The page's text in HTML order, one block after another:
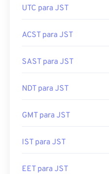
UTC para JST
ACST para JST
SAST para JST
NDT para JST
GMT para JST
IST para JST
EET para JST